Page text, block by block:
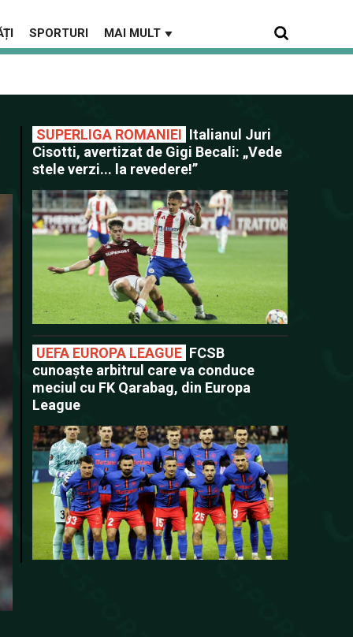
SPORTURI MAI MULT ▼
SUPERLIGA ROMANIEI Italianul Juri
Cisotti, avertizat de Gigi Becali: „Vede
stele verzi... la revedere!”
UEFA EUROPA LEAGUE FCSB
cunoaște arbitrul care va conduce
meciul cu FK Qarabag, din Europa
League